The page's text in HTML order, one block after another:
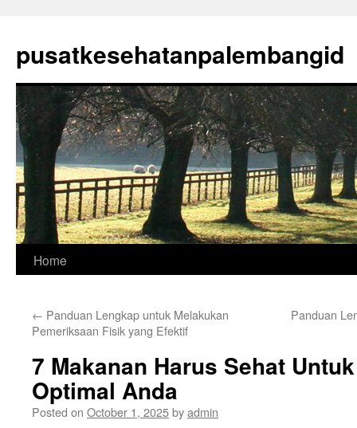
content
pusatkesehatanpalembangid
Home
← Panduan Lengkap untuk Melakukan
Pemeriksaan Fisik yang Efektif
Panduan
7 Makanan Harus Sehat
Optimal Anda
Posted on October 1, 2025byadmin